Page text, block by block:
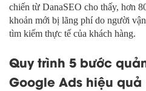
chiến từ DanaSEO cho thấy, hơn
khoản mới bị lãng phí do người
tìm kiếm thực tế của khách hàng.
Quy trình 5 bước
Google Ads hiệu quả